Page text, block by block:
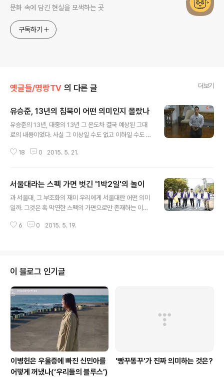
문화 속에 담긴 현실을 모색하는 곳
구독하기
옛글들/명랑TV 의 다른 글 더보기
유승준, 13년의 침묵이 어떤 의미인지 몰랐나
유승준의 13년, 대중의 13년 그 온도차 결국 예상된 그대
로의 내용이었다. 사실 그 이상일 수도 없고 이하일 수도 없
되었는가에 대한 장황한 이야기는, 본인은 해명이라 생각
해에서 빚어진 일이었고 타인의 설득에 의한 일이었으며
사안이 이렇게 중대한지 몰랐던 무지의 소치에서 비롯된
일이었다고 강변하고 있었다. 즉 “반드시 군대에 가겠다”,
별 뜻 없이 던진 한 마디가 대서특필된 일이었고, 병무청이
18 0 2015. 5. 21.
서울대라는 스펙 가면 벗긴 '1박2일'의 놀이
과 서울대, 그 부조화의 재미 우리에게 서울대란 어떤 의미
일까. 그것은 혹 막연한 스펙의 가면으로만 존재하는 이름
들의 진면목을 보지 못했던 건 아닐까. 서울대를 찾아간 이
대학 특유의 자유로움은 예능과 만나 특별한 재미를 선사
하곤 했으니 말이다. 과거 1998년에 방영됐던 는 대표적
이다. 강호동이 MC를 맡은 이 프로그램은 끼 많고 재주 많
은 대학생들을 발굴해냈는데, 이 프로그램이 인연이 되어
연예계에 입성한 이들도 적지 않다. 이혁재는 대표적이고
전현무, 류수영, 샘 해밍턴도 이..
6 0 2015. 5. 19.
이 블로그 인기글
이병헌은 우울증에 빠진 신민아를
어떻게 꺼냈나(‘우리들의 블루스’)
'빵꾸똥꾸'가 진짜 의미하는 것은?